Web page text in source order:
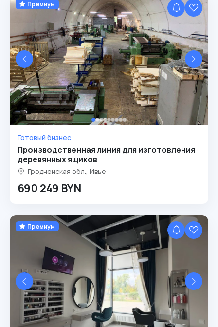
Премиум
Готовый бизнес
Производственная линия для изготовления
деревянных ящиков
Гродненская обл., Ивье
690 249 BYN
Премиум